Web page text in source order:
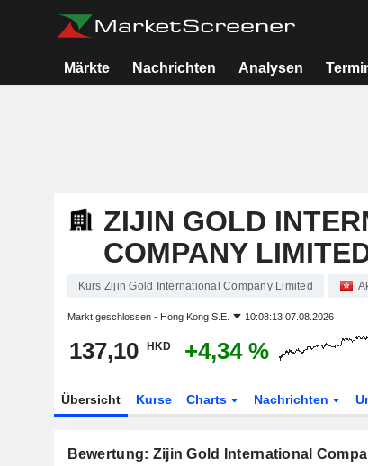
Märkte Nachrichten Analysen
ZIJIN GOLD
COMPANY
Kurs Zijin Gold International Company Limited
Markt geschlossen - Hong Kong S.E. 10:08:13 07.08.2026
137,10 HKD +4,34 %
Übersicht Kurse Charts Nachrichten
Bewertung: Zijin Gold International